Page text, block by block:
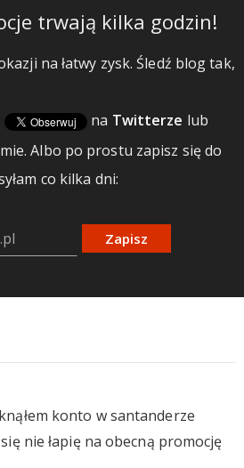
trwają kilka godzin!
na łatwy zysk. Śledź blog tak,
na Twitterze lub
Albo po prostu zapisz się do
co kilka dni:
Zapisz
konto w santanderze
nie łapię na obecną promocję